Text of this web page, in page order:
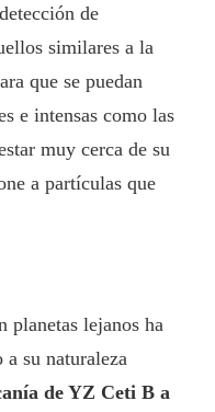
de
similares a la
que se puedan
e intensas como las
muy cerca de su
a partículas que
planetas lejanos ha
su naturaleza
de YZ Ceti B a